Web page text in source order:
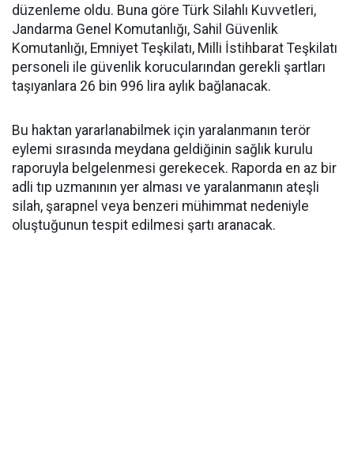
düzenleme oldu. Buna göre Türk Silahlı Kuvvetleri,
Jandarma Genel Komutanlığı, Sahil Güvenlik
Komutanlığı, Emniyet Teşkilatı, Milli İstihbarat Teşkilatı
personeli ile güvenlik korucularından gerekli şartları
taşıyanlara 26 bin 996 lira aylık bağlanacak.
Bu haktan yararlanabilmek için yaralanmanın terör
eylemi sırasında meydana geldiğinin sağlık kurulu
raporuyla belgelenmesi gerekecek. Raporda en az bir
adli tıp uzmanının yer alması ve yaralanmanın ateşli
silah, şarapnel veya benzeri mühimmat nedeniyle
oluştuğunun tespit edilmesi şartı aranacak.